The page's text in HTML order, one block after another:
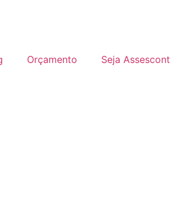
Orçamento Seja Assescont